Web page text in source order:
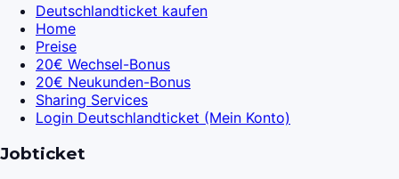
Deutschlandticket kaufen
Home
Preise
20€ Wechsel-Bonus
20€ Neukunden-Bonus
Sharing Services
Login Deutschlandticket (Mein Konto)
Jobticket